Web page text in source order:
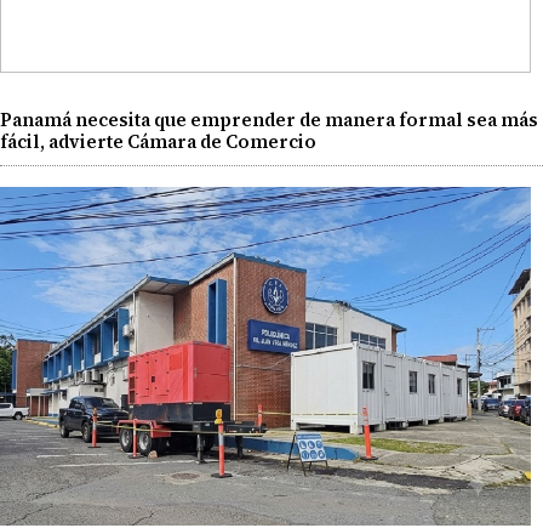
Panamá necesita que emprender de manera formal sea más
fácil, advierte Cámara de Comercio